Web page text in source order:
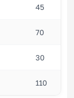
45
70
30
110